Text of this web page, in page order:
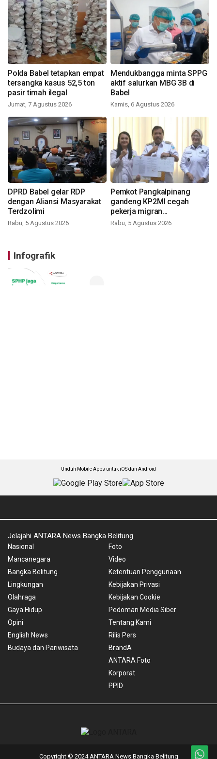
Polda Babel tetapkan empat
tersangka kasus 52,5 ton
pasir timah ilegal
Jumat, 7 Agustus 2026
Mendukbangga minta SPPG
aktif salurkan MBG 3B di
Babel
Kamis, 6 Agustus 2026
DPRD Babel gelar RDP
dengan Aliansi Masyarakat
Terdzolimi
Rabu, 5 Agustus 2026
Pemkot Pangkalpinang
gandeng KP2MI cegah
pekerja migran
nonprosedural
Rabu, 5 Agustus 2026
Infografik
Unduh Mobile Apps untuk iOS dan Android
Jelajahi ANTARA News Bangka Belitung
Nasional
Mancanegara
Bangka Belitung
Lingkungan
Olahraga
Gaya Hidup
Opini
English News
Budaya dan Pariwisata
Foto
Video
Ketentuan Penggunaan
Kebijakan Privasi
Kebijakan Cookie
Pedoman Media Siber
Tentang Kami
Rilis Pers
BrandA
ANTARA Foto
Korporat
PPID
Copyright © 2024 ANTARA News Bangka Belitung